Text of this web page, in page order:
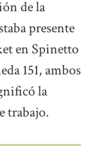
de la
presente
en Spinetto
151, ambos
la
trabajo.